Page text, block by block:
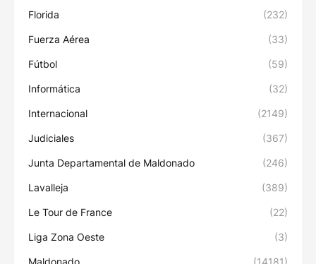
Florida (232)
Fuerza Aérea (33)
Fútbol (59)
Informática (32)
Internacional (2149)
Judiciales (367)
Junta Departamental de Maldonado (246)
Lavalleja (389)
Le Tour de France (22)
Liga Zona Oeste (3)